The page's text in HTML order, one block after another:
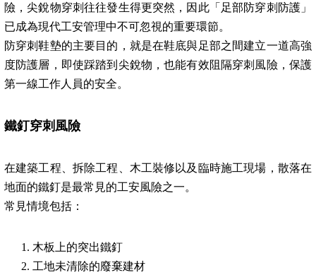
險，尖銳物穿刺往往發生得更突然，因此「足部防穿刺防護」
已成為現代工安管理中不可忽視的重要環節。
防穿刺鞋墊的主要目的，就是在鞋底與足部之間建立一道高強
度防護層，即使踩踏到尖銳物，也能有效阻隔穿刺風險，保護
第一線工作人員的安全。
鐵釘穿刺風險
在建築工程、拆除工程、木工裝修以及臨時施工現場，散落在
地面的鐵釘是最常見的工安風險之一。
常見情境包括：
木板上的突出鐵釘
工地未清除的廢棄建材